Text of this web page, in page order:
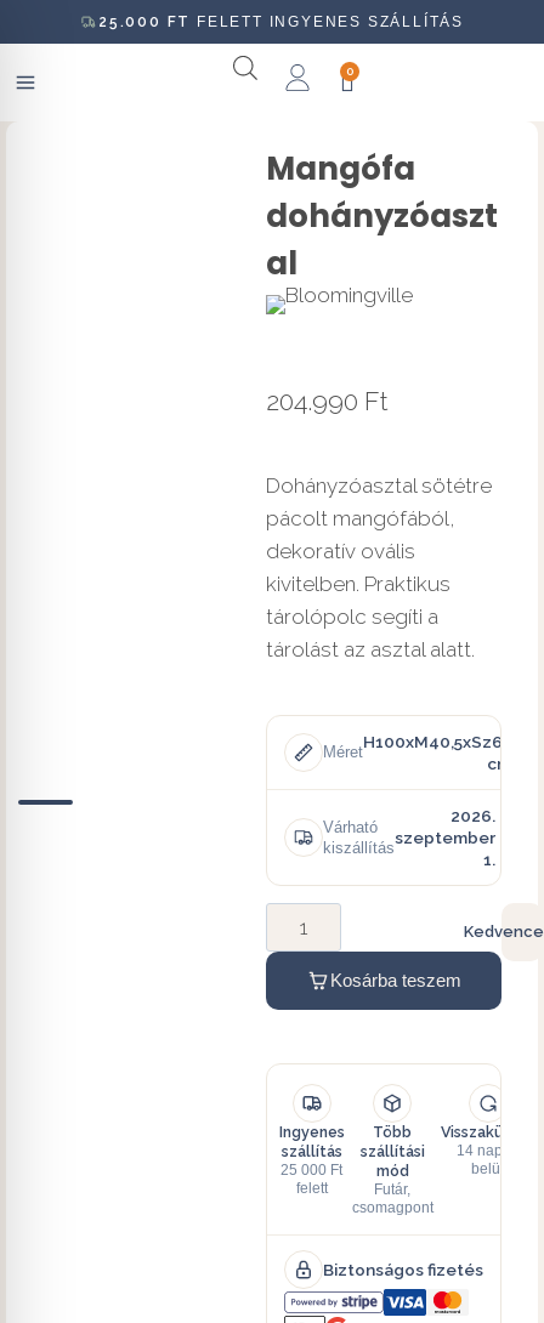
25.000 FT FELETT INGYENES SZÁLLÍTÁS
0
Mangófa
dohányzóaszt
al
204.990 Ft
Dohányzóasztal sötétre
pácolt mangófából,
dekoratív ovális
kivitelben. Praktikus
tárolópolc segíti a
tárolást az asztal alatt.
Méret
H100xM40,5xSz61
cm
Várható
kiszállítás
2026.
szeptember
1.
Kosárba teszem
Ingyenes
szállítás
25 000 Ft
felett
Több
szállítási
mód
Futár,
csomagpont
Visszaküldés
14 napon
belül
Biztonságos fizetés